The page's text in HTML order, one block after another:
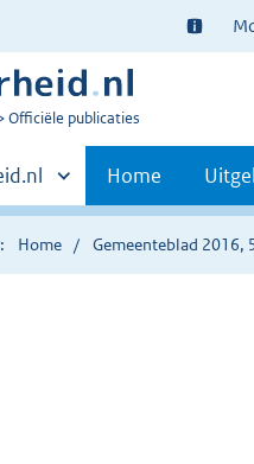
Ter
Officiële publicaties
Home
Home Gemeenteblad 2016,